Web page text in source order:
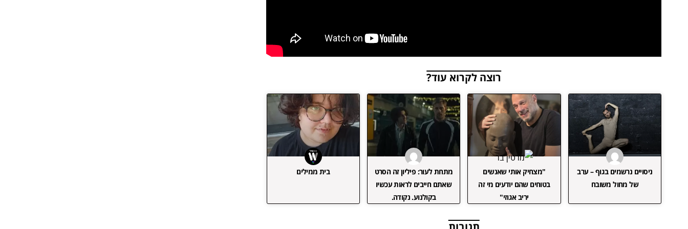
רוצה לקרוא עוד?
ניסויים נרשמים בגוף – ערב
של מחול משובח
"מצחיק אותי שאנשים
בטוחים שהם יודעים מי זה
יריב אגוזי"
מתחת לעור: פיליון זה הסרט
שאתם חייבים לראות עכשיו
בקולנוע. נקודה.
בית ממילים